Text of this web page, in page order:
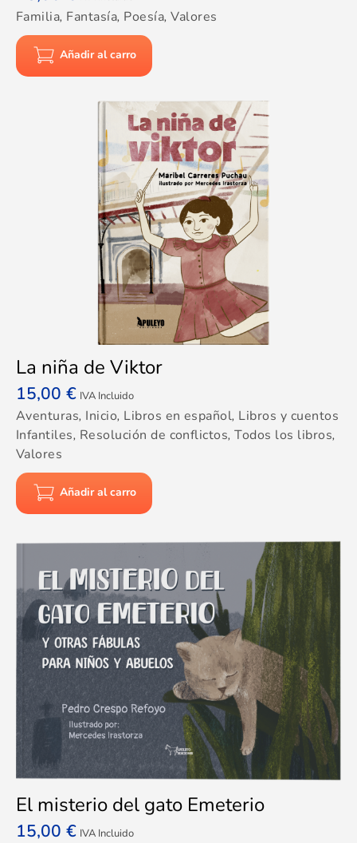
Familia, Fantasía, Poesía,Valores
Añadir al carro
La niña de Viktor
15,00 € IVA Incluido
Aventuras, Inicio, Libros en español, Libros y cuentos
Infantiles, Resolución de conflictos,Todos los libros,
Valores
Añadir al carro
El misterio del gato Emeterio
15,00 € IVA Incluido